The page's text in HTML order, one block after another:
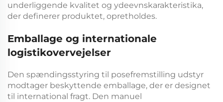
underliggende kvalitet og ydeevnskarakteristika,
der definerer produktet, opretholdes.
Emballage og internationale
logistikovervejelser
Den spændingsstyring til posefremstilling udstyr
modtager beskyttende emballage, der er designet
til international fragt. Den manuel